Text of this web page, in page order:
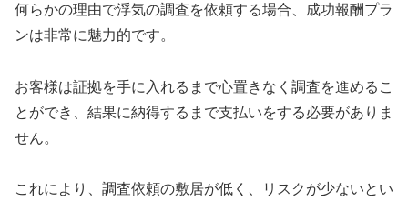
何らかの理由で浮気の調査を依頼する場合、成功報酬プラ
ンは非常に魅力的です。
お客様は証拠を手に入れるまで心置きなく調査を進めるこ
とができ、結果に納得するまで支払いをする必要がありま
せん。
これにより、調査依頼の敷居が低く、リスクが少ないとい